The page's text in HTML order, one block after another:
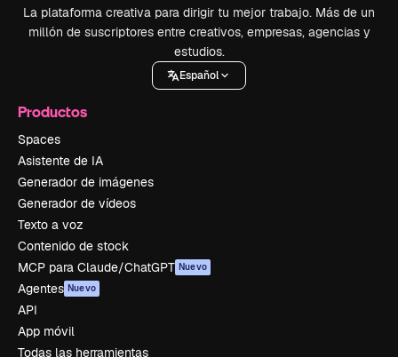
La plataforma creativa para dirigir tu mejor trabajo. Más de un
millón de suscriptores entre creativos, empresas, agencias y
estudios.
Español
Productos
Spaces
Asistente de IA
Generador de imágenes
Generador de vídeos
Texto a voz
Contenido de stock
MCP para Claude/ChatGPT Nuevo
Agentes Nuevo
API
App móvil
Todas las herramientas